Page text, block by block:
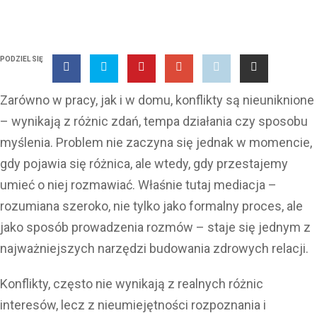
PODZIEL SIĘ
Zarówno w pracy, jak i w domu, konflikty są nieuniknione
– wynikają z różnic zdań, tempa działania czy sposobu
myślenia. Problem nie zaczyna się jednak w momencie,
gdy pojawia się różnica, ale wtedy, gdy przestajemy
umieć o niej rozmawiać. Właśnie tutaj mediacja –
rozumiana szeroko, nie tylko jako formalny proces, ale
jako sposób prowadzenia rozmów – staje się jednym z
najważniejszych narzędzi budowania zdrowych relacji.
Konflikty, często nie wynikają z realnych różnic
interesów, lecz z nieumiejętności rozpoznania i